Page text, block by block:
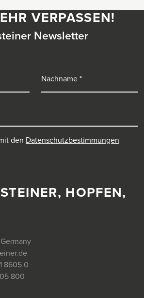
HOPFEN,
8605 0
800
VERPASSEN!
Newsletter
den Datenschutzbestimmungen